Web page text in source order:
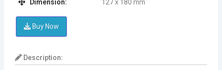
Buy Now
Description: